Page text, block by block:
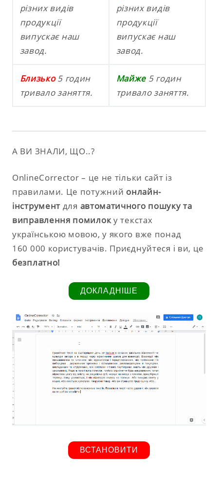
різних видів
продукції
випускає наш
завод.
різних видів
продукції
випускає наш
завод.
Близько 5 годин
тривало заняття.
Майже 5 годин
тривало заняття.
А ВИ ЗНАЛИ, ЩО..?
OnlineCorrector – це не тільки сайт із
правилами. Це потужний онлайн-
інструмент для автоматичного пошуку та
виправлення помилоку текстах
українською мовою, у якого вже понад
160 000 користувачів. Приєднуйтеся і ви, це
безплатно!
ДОКЛАДНІШЕ
ВСТАНОВИТИ